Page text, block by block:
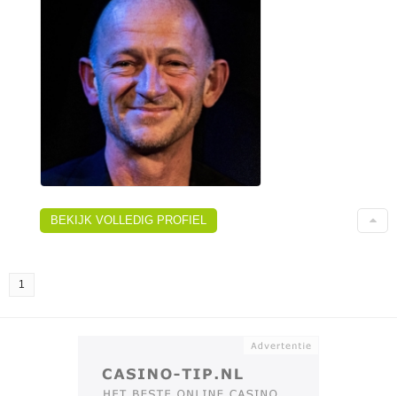
BEKIJK VOLLEDIG PROFIEL
1